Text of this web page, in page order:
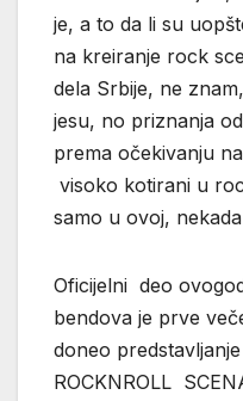
je, a to da li su
na kreiranje rock
dela Srbije, ne
jesu, no priznanja
prema očekivanju
visoko kotirani u
samo u ovoj,
Oficijelni deo
bendova je prve
doneo
ROCKNROLL